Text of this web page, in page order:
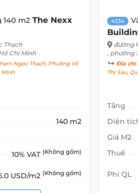
140 m2 The Nexx
Thạch
Chí Minh
Ngọc Thạch, Phường Võ
Minh
140 m2
10% VAT (Không gồm)
USD/m2 (Không gồm)
4334
đường
, phường
Địa chỉ
Thị Sáu,
Tầng
Diện
Giá M2
Thuế
Phí QL